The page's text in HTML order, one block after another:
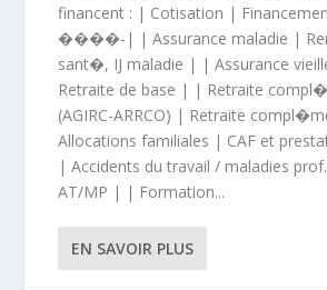
financent : | Cotisation |
����-| | Assurance maladie |
sant�, IJ maladie | | Assurance
Retraite de base | | Retraite
(AGIRC-ARRCO) | Retraite
Allocations familiales | CAF et
| Accidents du travail / maladies
AT/MP | | Formation...
EN SAVOIR PLUS